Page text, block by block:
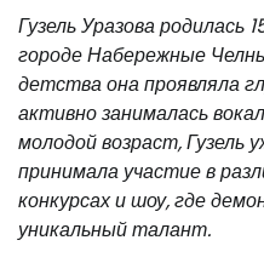
Гузель Уразова родилась
городе Набережные
детства она проявляла
активно занималась
молодой возраст, Гузель
принимала участие в
конкурсах и шоу, где
уникальный талант.